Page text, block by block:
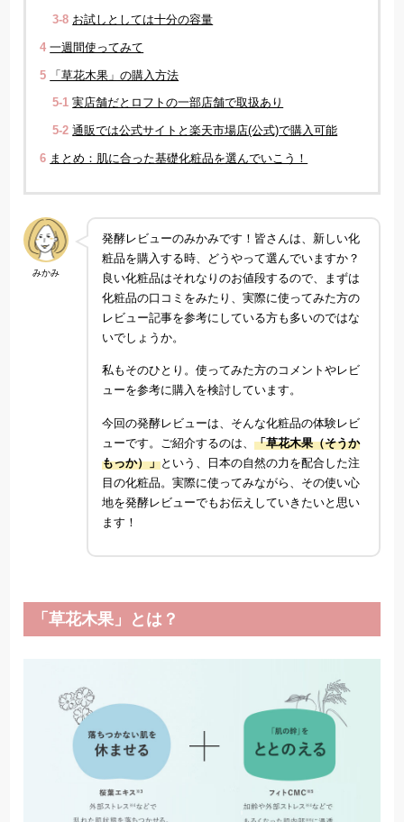
3-8 お試しとしては十分の容量
4 一週間使ってみて
5 「草花木果」の購入方法
5-1 実店舗だとロフトの一部店舗で取扱あり
5-2 通販では公式サイトと楽天市場店(公式)で購入可能
6 まとめ：肌に合った基礎化粧品を選んでいこう！
みかみ
発酵レビューのみかみです！皆さんは、新しい化
粧品を購入する時、どうやって選んでいますか？
良い化粧品はそれなりのお値段するので、まずは
化粧品の口コミをみたり、実際に使ってみた方の
レビュー記事を参考にしている方も多いのではな
いでしょうか。
私もそのひとり。使ってみた方のコメントやレビ
ューを参考に購入を検討しています。
今回の発酵レビューは、そんな化粧品の体験レビ
ューです。ご紹介するのは、「草花木果（そうか
もっか）」という、日本の自然の力を配合した注
目の化粧品。実際に使ってみながら、その使い心
地を発酵レビューでもお伝えしていきたいと思い
ます！
「草花木果」とは？